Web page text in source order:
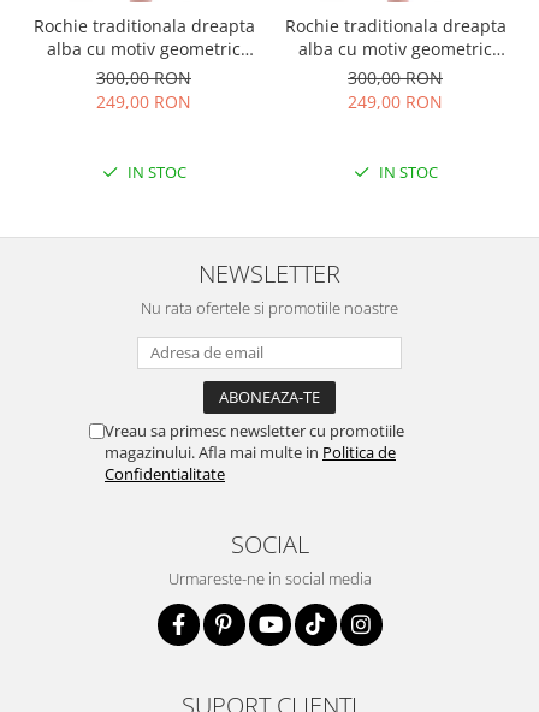
Rochie traditionala dreapta
alba cu motiv geometric
albastru Tania
300,00 RON
249,00 RON
IN STOC
Rochie traditionala dreapta
alba cu motiv geometric
rosu Doina
300,00 RON
249,00 RON
IN STOC
NEWSLETTER
Nu rata ofertele si promotiile noastre
Vreau sa primesc newsletter cu promotiile
magazinului. Afla mai multe in Politica de
Confidentialitate
SOCIAL
Urmareste-ne in social media
SUPORT CLIENTI